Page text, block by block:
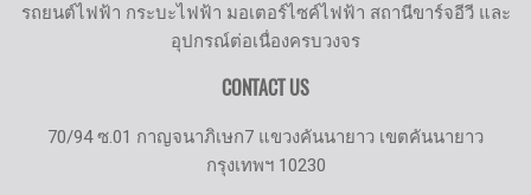
รถยนต์ไฟฟ้า กระบะไฟฟ้า มอเตอร์ไซค์ไฟฟ้า สถานีขาร์จอีวี และ
อุปกรณ์ต่อเนื่องครบวงจร
CONTACT US
70/94 ซ.01 กาญจนาภิเษก7 แขวงคันนายาว เขตคันนายาว
กรุงเทพฯ 10230